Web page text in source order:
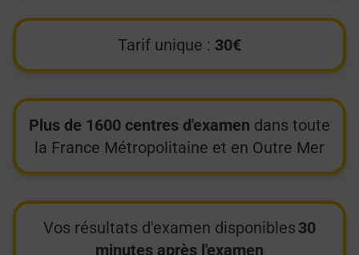
Tarif unique : 30€
Plus de 1600 centres d'examen dans toute
la France Métropolitaine et en Outre Mer
Vos résultats d'examen disponibles 30
minutes après l'examen